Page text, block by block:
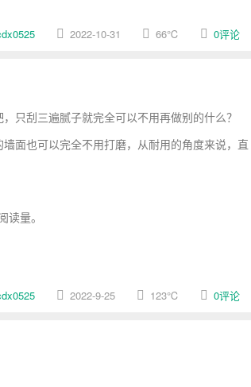
2022-10-31 66℃ 0评论
只刮三遍腻子就完全可以不用再做别的什么？
面也可以完全不用打磨，从耐用的角度来说，直
量。
2022-9-25 123℃ 0评论